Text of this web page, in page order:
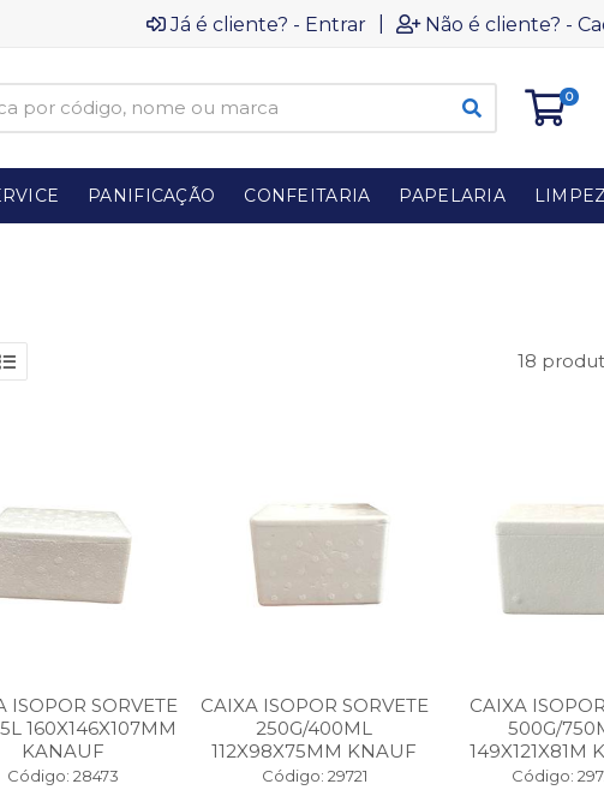
Já é cliente? - Entrar Não é cliente? -
0
PANIFICAÇÃO CONFEITARIA PAPELARIA
18
ISOPOR SORVETE
160X146X107MM
KANAUF
Código: 28473
CAIXA ISOPOR SORVETE
250G/400ML
112X98X75MM KNAUF
Código: 29721
CAIXA
500G/
149X121X81M
Código: